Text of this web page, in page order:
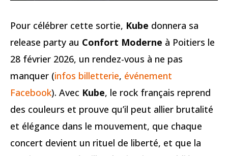
Pour célébrer cette sortie, Kube donnera sa
release party au Confort Moderne à Poitiers le
28 février 2026, un rendez-vous à ne pas
manquer (infos billetterie, événement
Facebook). Avec Kube, le rock français reprend
des couleurs et prouve qu’il peut allier brutalité
et élégance dans le mouvement, que chaque
concert devient un rituel de liberté, et que la